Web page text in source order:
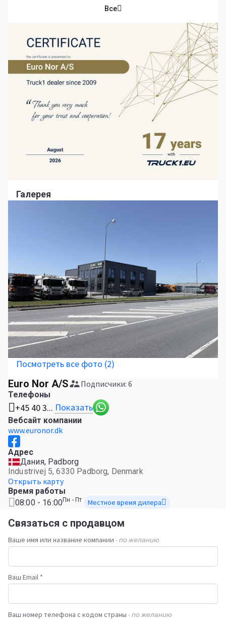
Euro Nor A/S Подписчики: 6
Телефоны
+45 40 3... Показать
Вебсайт компании
www.euronor.dk
Адрес
Дания, Padborg
Industrivej 5, 6330 Padborg, Denmark
Открыть карту
Время работы
08:00 - 16:00Пн - Пт Местное время дилера
Связаться с продавцом
Ваше имя или название компании - по желанию
Ваш Email *
Ваш номер телефона с кодом страны - по желанию
Все
Галерея
Посмотреть все фото (2)